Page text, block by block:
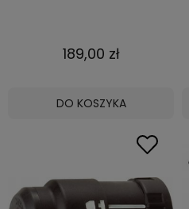
189,00 zł
DO KOSZYKA